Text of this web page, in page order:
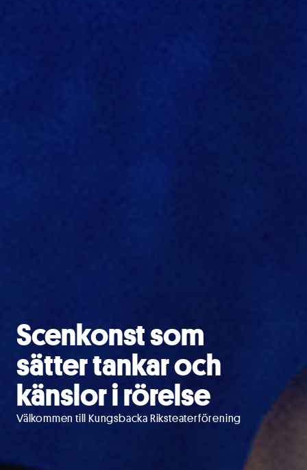
Scenkonst som
sätter tankar och
känslor i rörelse
Välkommen till Kungsbacka Riksteaterförening